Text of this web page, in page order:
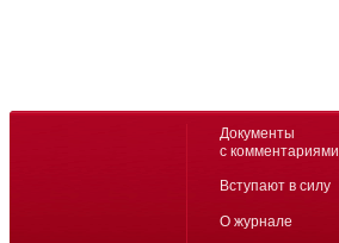
Документы
с комментариями
Вступают в силу
О журнале